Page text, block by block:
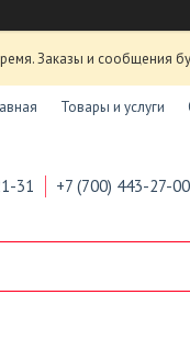
Заказы и сообщения
Товары и услуги
31 +7 (700) 443-27-00